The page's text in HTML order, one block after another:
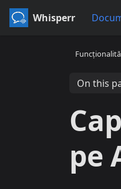
Whisperr
On this
pe